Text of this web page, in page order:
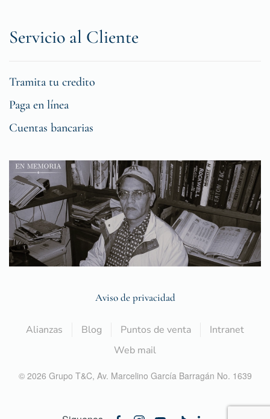
Servicio al Cliente
Tramita tu credito
Paga en línea
Cuentas bancarias
Aviso de privacidad
Alianzas Blog Puntos de venta
Intranet
Web mail
© 2026 Grupo T&C, Av. Marcelino García Barragán No. 1639